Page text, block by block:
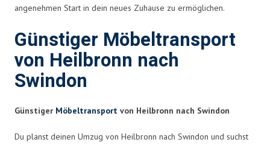
angenehmen Start in dein neues Zuhause zu ermöglichen.
Günstiger Möbeltransport
von Heilbronn nach
Swindon
Günstiger Möbeltransport von Heilbronn nach Swindon
Du planst deinen Umzug von Heilbronn nach Swindon und suchst